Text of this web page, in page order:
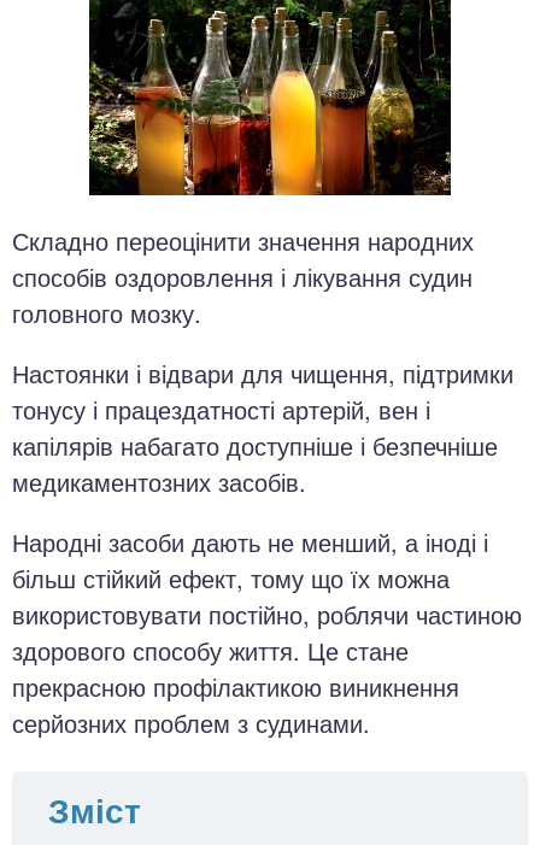
Складно переоцінити значення народних
способів оздоровлення і лікування судин
головного мозку.
Настоянки і відвари для чищення, підтримки
тонусу і працездатності артерій, вен і
капілярів набагато доступніше і безпечніше
медикаментозних засобів.
Народні засоби дають не менший, а іноді і
більш стійкий ефект, тому що їх можна
використовувати постійно, роблячи частиною
здорового способу життя. Це стане
прекрасною профілактикою виникнення
серйозних проблем з судинами.
Зміст